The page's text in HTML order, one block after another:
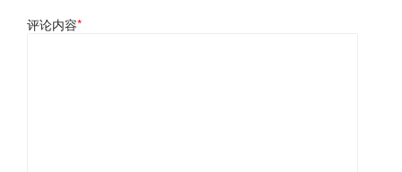
评论内容*